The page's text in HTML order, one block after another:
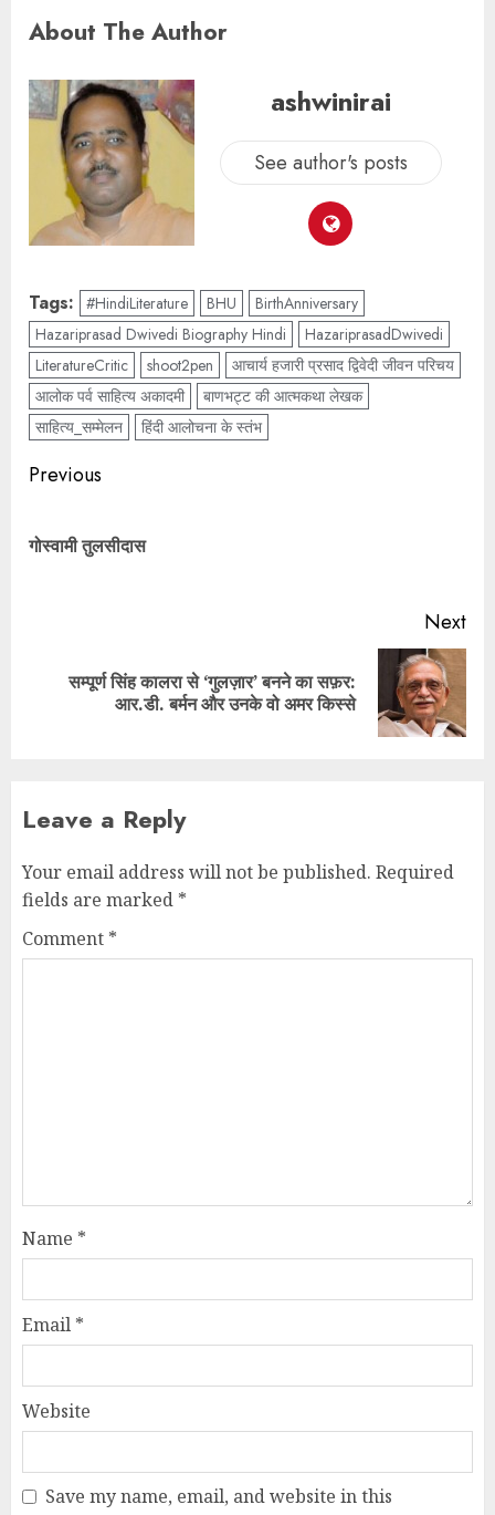
About The Author
ashwinirai
See author's posts
Tags: #HindiLiterature BHU
BirthAnniversary
Hazariprasad Dwivedi Biography Hindi
HazariprasadDwivedi
LiteratureCritic
shoot2pen
आचार्य हजारी प्रसाद द्विवेदी जीवन परिचय
आलोक पर्व साहित्य अकादमी
बाणभट्ट की आत्मकथा लेखक
साहित्य_सम्मेलन
हिंदी आलोचना के स्तंभ
Previous
गोस्वामी तुलसीदास
Next
सम्पूर्ण सिंह कालरा से ‘गुलज़ार’ बनने का सफ़र:
आर.डी. बर्मन और उनके वो अमर किस्से
Leave a Reply
Your email address will not be published. Required
fields are marked *
Comment *
Name *
Email *
Website
Save my name, email, and website in this